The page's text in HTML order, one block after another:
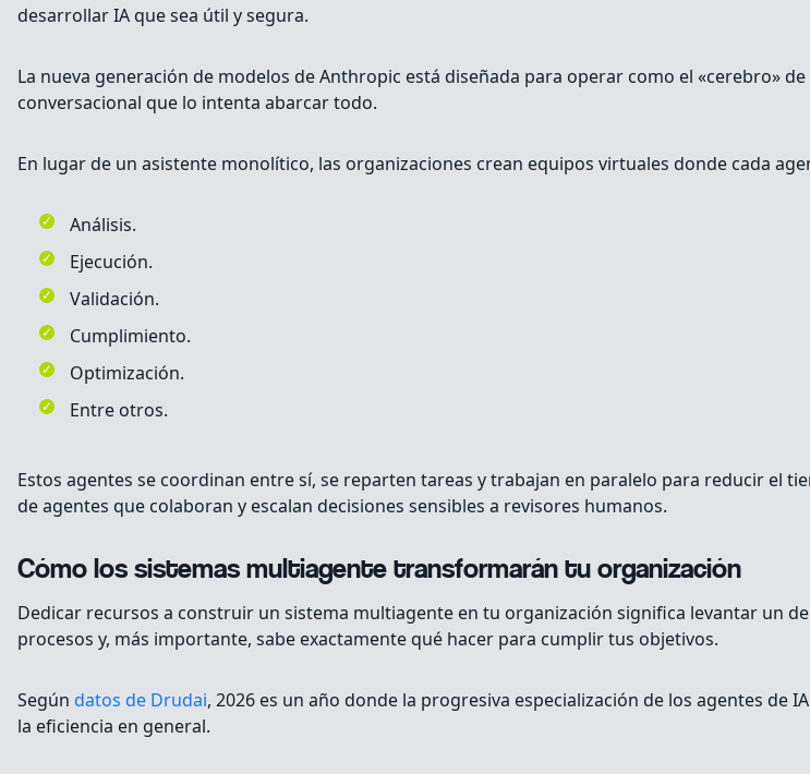
desarrollar IA que sea útil y segura.
La nueva generación de modelos de Anthropic está diseñada para operar como el «cerebro»
conversacional que lo intenta abarcar todo.
En lugar de un asistente monolítico, las organizaciones crean equipos virtuales donde cada
Análisis.
Ejecución.
Validación.
Cumplimiento.
Optimización.
Entre otros.
Estos agentes se coordinan entre sí, se reparten tareas y trabajan en paralelo para reducir el
de agentes que colaboran y escalan decisiones sensibles a revisores humanos.
Cómo los sistemas multiagente transformarán tu organización
Dedicar recursos a construir un sistema multiagente en tu organización significa levantar un
procesos y, más importante, sabe exactamente qué hacer para cumplir tus objetivos.
Según datos de Drudai, 2026 es un año donde la progresiva especialización de los agentes de
la eficiencia en general.